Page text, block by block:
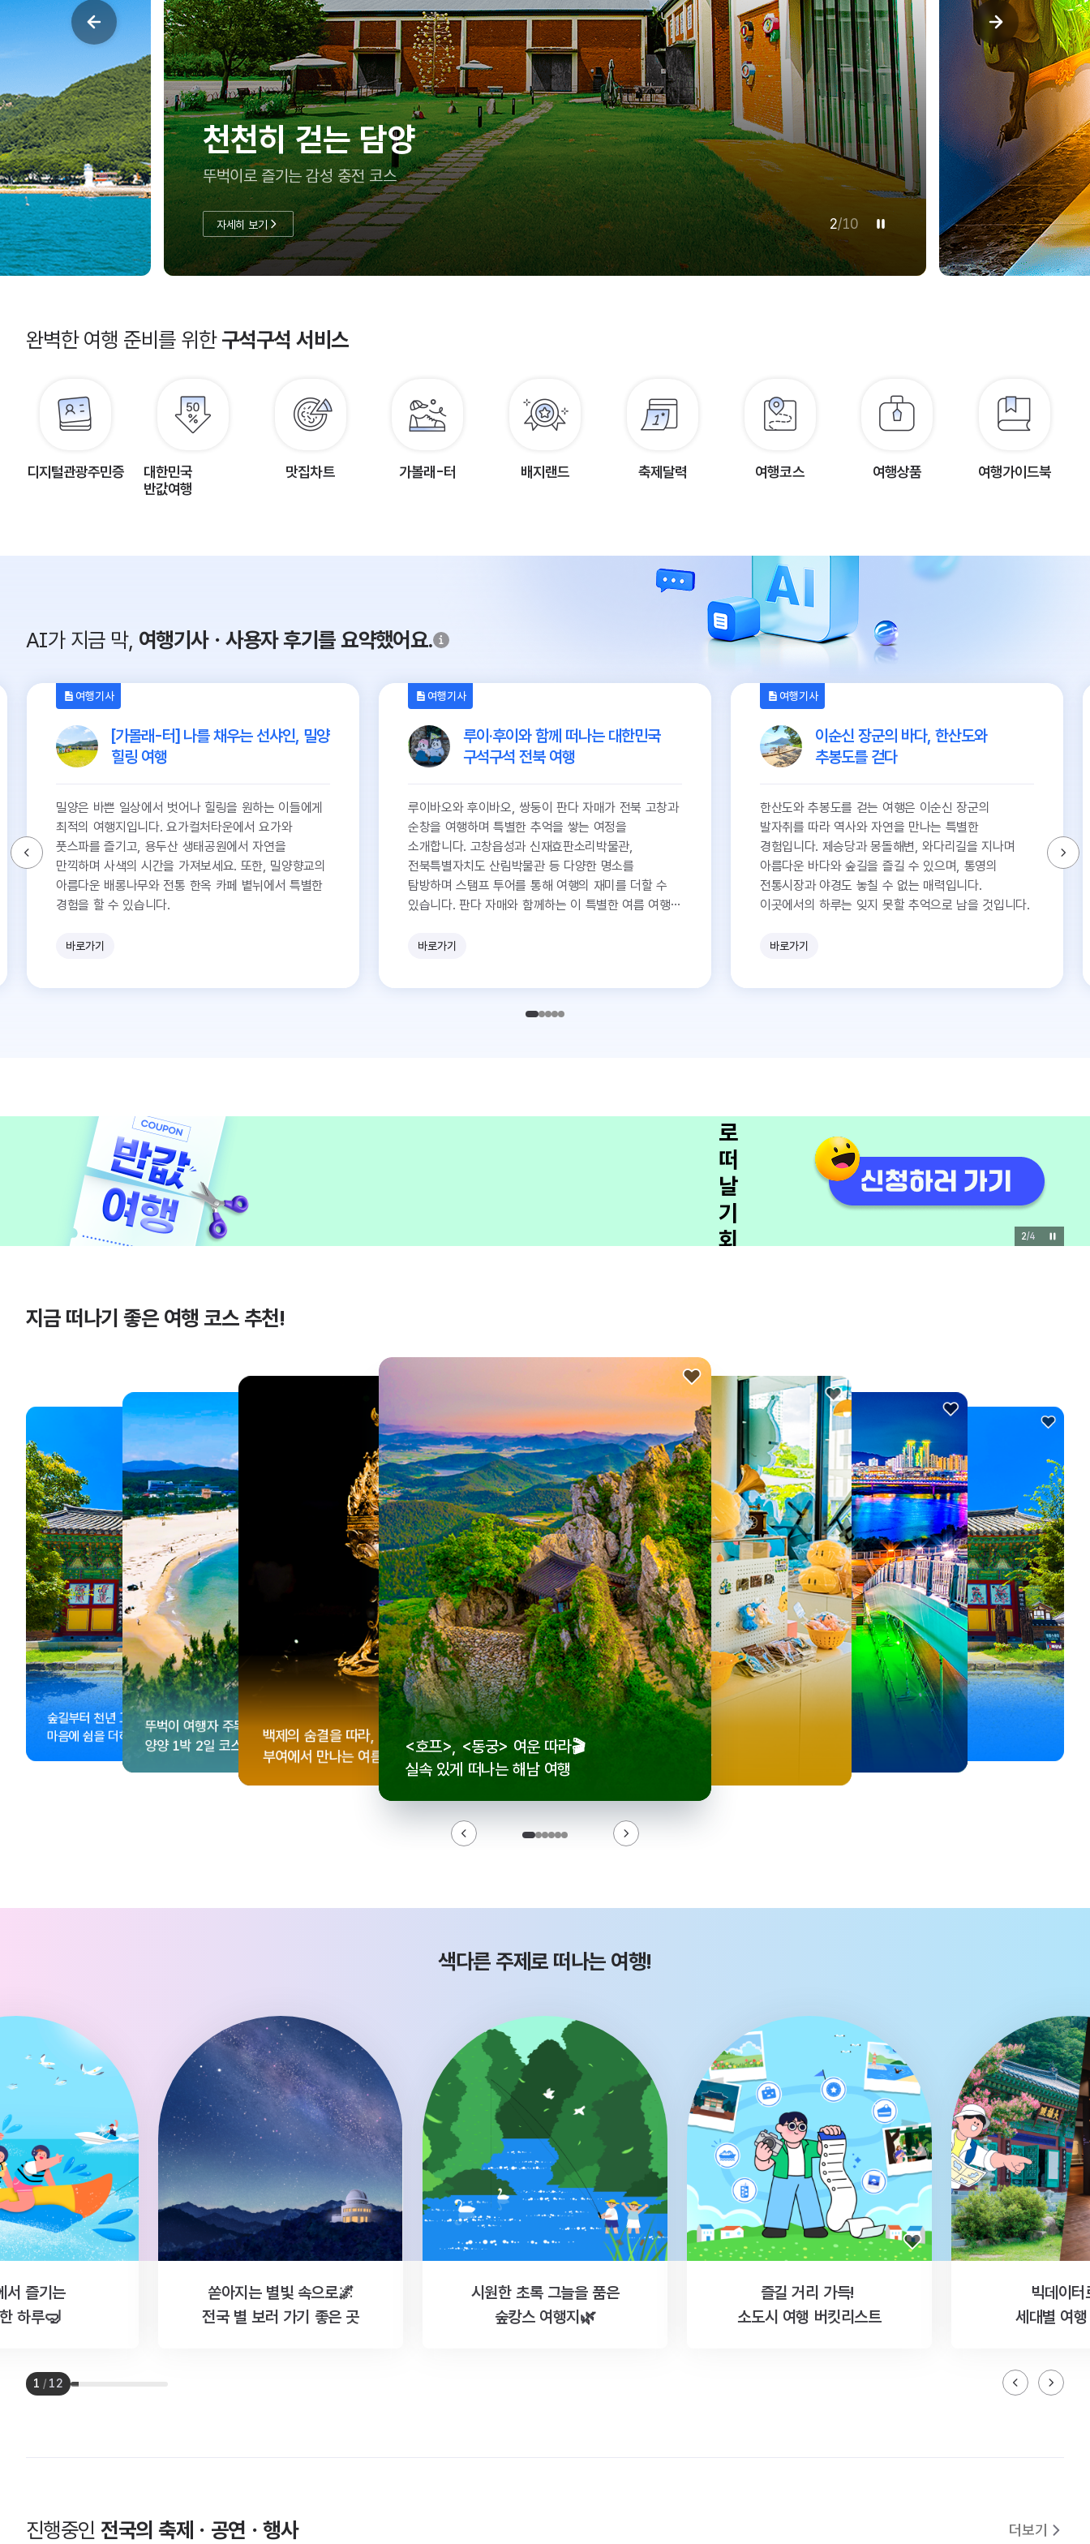
천천히 걷는 담양
뚜벅이로 즐기는 감성 충전 코스
자세히 보기 3/10
완벽한 여행 준비를 위한구석구석 서비스
디지털관광주민증
대한민국
반값여행
맛집차트 가볼래-터 배지랜드 축제달력 여행코스 여행상품 여행가이드북
AI가 지금 막, 여행기사ㆍ사용자 후기를 요약했어요.
여행기사
[가볼래-터] 나를 채우는 선샤인, 밀양
힐링 여행
밀양은 바쁜 일상에서 벗어나 힐링을 원하는 이들에게
최적의 여행지입니다. 요가컬처타운에서 요가와
풋스파를 즐기고, 용두산 생태공원에서 자연을
만끽하며 사색의 시간을 가져보세요. 또한, 밀양향교의
아름다운 배롱나무와 전통 한옥 카페 볕뉘에서 특별한
경험을 할 수 있습니다.
바로가기
여행기사
루이·후이와 함께 떠나는 대한민국
구석구석 전북 여행
루이바오와 후이바오, 쌍둥이 판다 자매가 전북 고창과
순창을 여행하며 특별한 추억을 쌓는 여정을
소개합니다. 고창읍성과 신재효판소리박물관,
전북특별자치도 산림박물관 등 다양한 명소를
탐방하며 스탬프 투어를 통해 여행의 재미를 더할 수
있습니다. 판다 자매와 함께하는 이 특별한 여름 여행을
바로가기
여행기사
이순신 장군의 바다, 한산도와
추봉도를 걷다
한산도와 추봉도를 걷는 여행은 이순신 장군의
발자취를 따라 역사와 자연을 만나는 특별한
경험입니다. 제승당과 몽돌해변, 와다리길을 지나며
아름다운 바다와 숲길을 즐길 수 있으며, 통영의
전통시장과 야경도 놓칠 수 없는 매력입니다.
이곳에서의 하루는 잊지 못할 추억으로 남을 것입니다.
바로가기
쾌
을
마
디
3/4
지금 떠나기 좋은 여행 코스 추천!
<동궁> 여운 따라🎬
떠나는 해남 여행
수집!
기념품숍 3곳⭐
더 재미있어지는숲길부터 천년 고찰까지!
마음에 쉼을 더하는 부안
뚜벅이 여행자 주목🚶
양양 1박 2일 코스
백제의 숨결을 따라,
부여에서 만나는 여름
<호프>, <동궁> 여운 따라🎬
실속 있게 떠나는 해남 여행
로컬 감성 수집!
전국 로컬 기념품숍 3곳⭐
우리말이 더 재미있어지는숲길부터 천년 고찰까지!뚜벅이 여행자 주목🚶
양양 1박 2일 코스
백제의 숨결을 따라,
부여에서 만나는 여름
<호프>, <동궁> 여운 따라🎬
실속 있게 떠나는 해남 여행
로컬 감성 수집!
전국 로컬 기념품숍 3곳⭐
우리말이 더 재미있어지는
세종 한글 여행
숲길부터 천년 고찰까지!
마음에 쉼을 더하는 부안
뚜벅이 여행자 주목🚶
양양 1박 2일 코스
백제의 숨결을 따라,
부여에서 만나는 여름
색다른 주제로 떠나는 여행!
서 즐기는
하루🤿
쏟아지는 별빛 속으로🌌
전국 별 보러 가기 좋은 곳
시원한 초록 그늘을 품은
숲캉스 여행지🌿
즐길 거리 가득!
소도시 여행 버킷리스트
빅데이터
세대별 여
1 / 12
진행중인전국의 축제ㆍ공연ㆍ행사 더보기